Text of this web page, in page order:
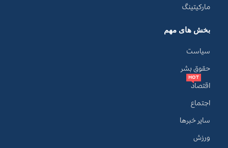
مارکیتینگ
بخش های مهم
سیاست
حقوق بشر
اقتصاد
HOT
اجتماع
سایر خبرها
ورزش